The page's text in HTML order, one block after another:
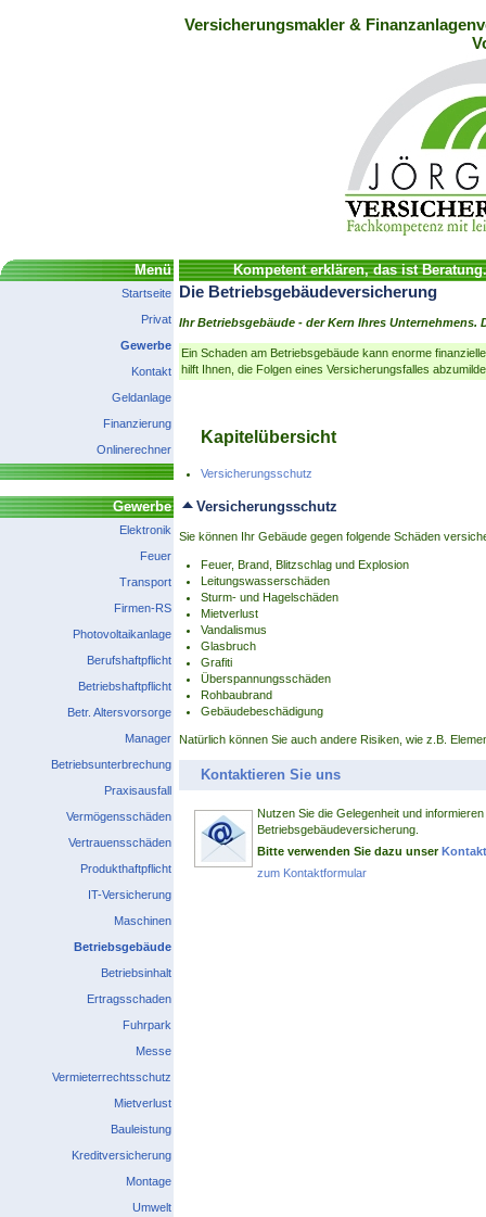
Versicherungsmakler &
Menü
Startseite
Privat
Gewerbe
Kontakt
Geldanlage
Finanzierung
Onlinerechner
Gewerbe
Elektronik
Feuer
Transport
Firmen-RS
Photovoltaikanlage
Berufshaftpflicht
Betriebshaftpflicht
Betr. Altersvorsorge
Manager
Betriebsunterbrechung
Praxisausfall
Vermögensschäden
Vertrauensschäden
Produkthaftpflicht
IT-Versicherung
Maschinen
Betriebsgebäude
Betriebsinhalt
Ertragsschaden
Fuhrpark
Messe
Vermieterrechtsschutz
Mietverlust
Bauleistung
Kreditversicherung
Montage
Umwelt
Kompetent erklären, das ist
Die Betriebsgebäudeversicherung
Ihr Betriebsgebäude - der Kern Ihres
Ein Schaden am Betriebsgebäude kann enorme
hilft Ihnen, die Folgen eines Versicherungsfalles
Kapitelübersicht
Versicherungsschutz
Versicherungsschutz
Sie können Ihr Gebäude gegen folgende Schäden
Feuer, Brand, Blitzschlag und Explosion
Leitungswasserschäden
Sturm- und Hagelschäden
Mietverlust
Vandalismus
Glasbruch
Grafiti
Überspannungsschäden
Rohbaubrand
Gebäudebeschädigung
Natürlich können Sie auch andere Risiken, wie z.B.
Kontaktieren Sie uns
Nutzen Sie die Gelegenheit und
Betriebsgebäudeversicherung.
Bitte verwenden Sie dazu unser
zum Kontaktformular